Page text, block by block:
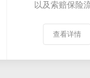
以及索赔保险
查看详情